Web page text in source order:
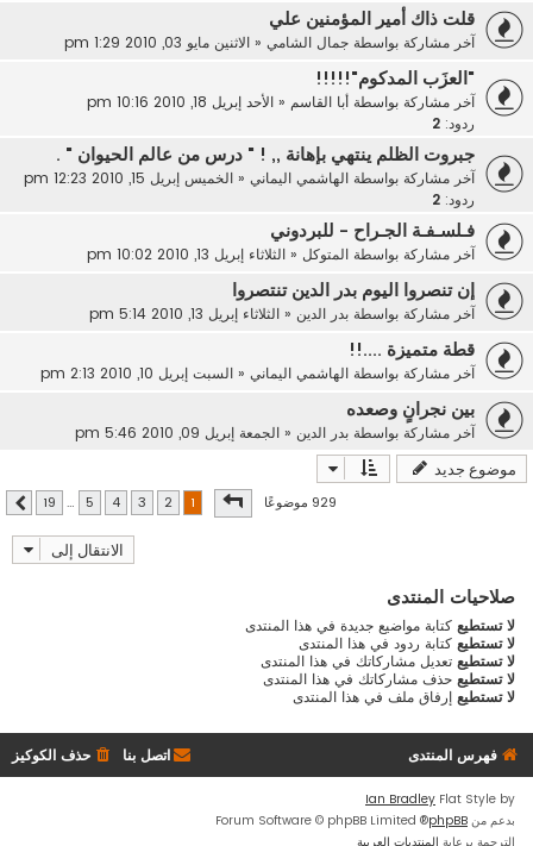
قلت ذاك أمير المؤمنين علي
آخر مشاركة بواسطة جمال الشامي « الاثنين مايو 03, 2010 1:29 pm
"العزَب المدكوم"!!!!!
آخر مشاركة بواسطة أبا القاسم« الأحد إبريل 18, 2010 10:16 pm
ردود: 2
جبروت الظلم ينتهي بإهانة ,, ! " درس من عالم الحيوان " .
آخر مشاركة بواسطة الهاشمي اليماني « الخميس إبريل 15, 2010 12:23 pm
ردود: 2
فـلسـفـة الجـراح - للبردوني
آخر مشاركة بواسطة المتوكل « الثلاثاء إبريل 13, 2010 10:02 pm
إن تنصروا اليوم بدر الدين تنتصروا
آخر مشاركة بواسطة بدر الدين« الثلاثاء إبريل 13, 2010 5:14 pm
قطة متميزة ....!!
آخر مشاركة بواسطة الهاشمي اليماني « السبت إبريل 10, 2010 2:13 pm
بين نجرانٍ وصعده
آخر مشاركة بواسطة بدر الدين« الجمعة إبريل 09, 2010 5:46 pm
موضوع جديد
929 موضوعًا صفحة1 من19
2
3
4
5
…
19 التالي
الانتقال إلى
صلاحيات المنتدى
لا تستطيعكتابة مواضيع جديدة في هذا المنتدى
لا تستطيعكتابة ردود في هذا المنتدى
لا تستطيعتعديل مشاركاتك في هذا المنتدى
لا تستطيعحذف مشاركاتك في هذا المنتدى
لا تستطيعإرفاق ملف في هذا المنتدى
فهرس المنتدى حذف الكوكيز اتصل بنا
Flat Style by
Ian Bradley
بدعم منphpBB
® Forum Software © phpBB Limited
الترجمة برعايةالمنتديات العربية